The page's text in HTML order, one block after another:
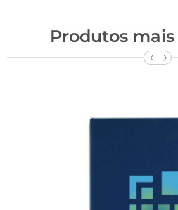
Produtos